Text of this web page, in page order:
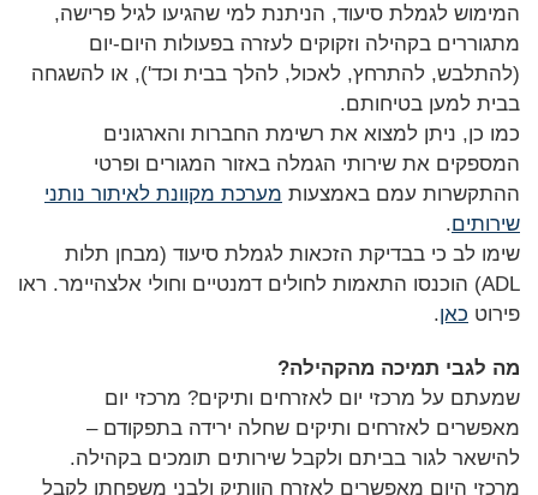
המימוש לגמלת סיעוד, הניתנת למי שהגיעו לגיל פרישה,
מתגוררים בקהילה וזקוקים לעזרה בפעולות היום-יום
(להתלבש, להתרחץ, לאכול, להלך בבית וכד'), או להשגחה
בבית למען בטיחותם.
כמו כן, ניתן למצוא את רשימת החברות והארגונים
המספקים את שירותי הגמלה באזור המגורים ופרטי
ההתקשרות עמם באמצעות מערכת מקוונת לאיתור נותני
שירותים.
שימו לב כי בבדיקת הזכאות לגמלת סיעוד (מבחן תלות
ADL) הוכנסו התאמות לחולים דמנטיים וחולי אלצהיימר. ראו
פירוט כאן.
מה לגבי תמיכה מהקהילה?
שמעתם על מרכזי יום לאזרחים ותיקים? מרכזי יום
מאפשרים לאזרחים ותיקים שחלה ירידה בתפקודם –
להישאר לגור בביתם ולקבל שירותים תומכים בקהילה.
מרכזי היום מאפשרים לאזרח הוותיק ולבני משפחתו לקבל